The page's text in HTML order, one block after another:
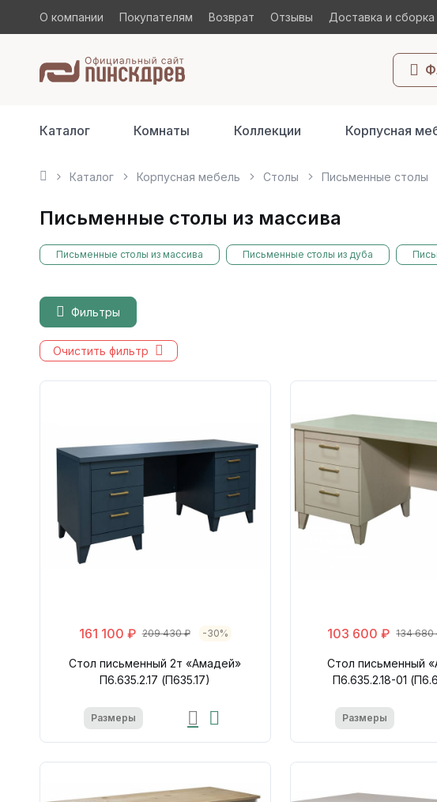
О компании Покупателям Возврат Отзывы Доставка и сборка
Каталог Комнаты Коллекции Корпусная
Каталог Корпусная мебель Столы Письменные столы
Письменные столы из массива
Письменные столы из массива Письменные столы из дуба
Фильтры
Очистить фильтр
161 100 ₽ 209 430 ₽ -30%
Стол письменный 2т «Амадей»
П6.635.2.17 (П635.17)
Размеры
103 600 ₽ 134 680
Стол письменный
П6.635.2.18-01
Размеры